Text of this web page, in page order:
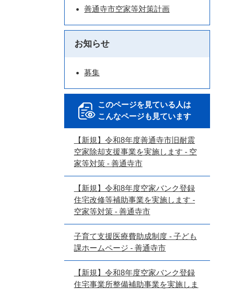
善通寺市空家等対策計画
お知らせ
募集
このページを見ている人は
こんなページも見ています
【新規】令和8年度善通寺市旧耐震
空家除却支援事業を実施します - 空
家等対策 - 善通寺市
【新規】令和8年度空家バンク登録
住宅改修等補助事業を実施します -
空家等対策 - 善通寺市
子育て支援医療費助成制度 - 子ども
課ホームページ - 善通寺市
【新規】令和8年度空家バンク登録
住宅事業所整備補助事業を実施しま